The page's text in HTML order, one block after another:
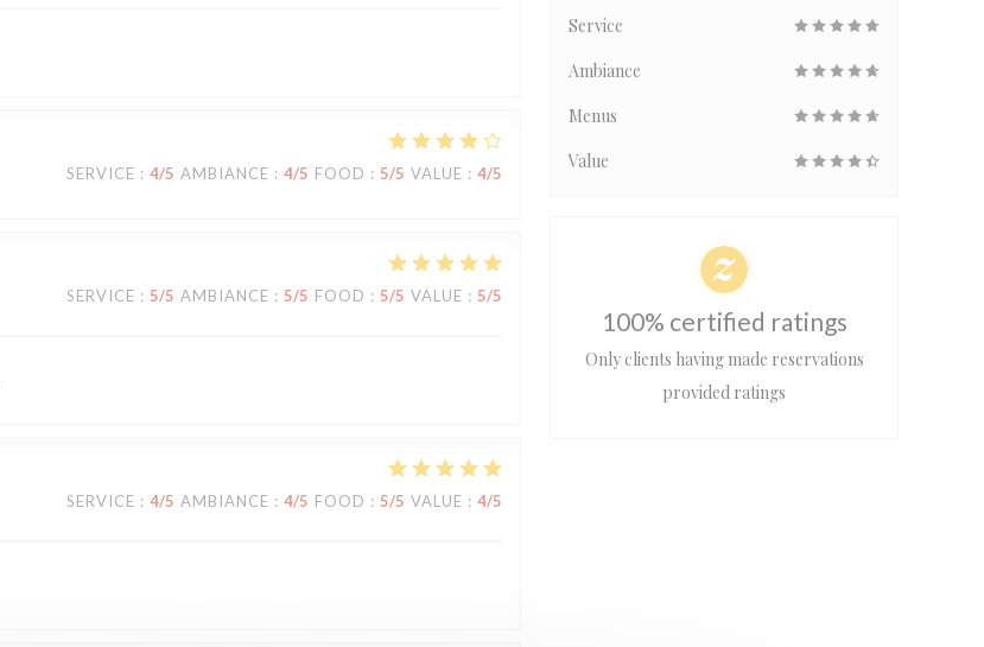
SERVICE : 4/5 AMBIANCE : 4/5 FOOD : 5/5 VALUE : 4/5
SERVICE : 5/5 AMBIANCE : 5/5 FOOD : 5/5 VALUE : 5/5
SERVICE : 4/5 AMBIANCE : 4/5 FOOD : 5/5 VALUE : 4/5
Service
Ambiance
Menus
Value
100% certified ratings
Only clients having made reservations
provided ratings